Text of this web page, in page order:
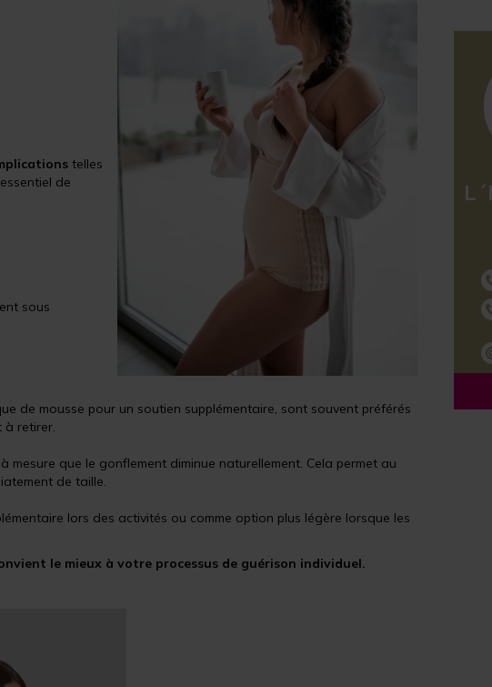
telles
de
sous
de mousse pour un soutien supplémentaire, sont souvent préférés
à retirer.
que le gonflement diminue naturellement. Cela permet au
de taille.
lors des activités ou comme option plus légère lorsque les
le mieux à votre processus de guérison individuel.